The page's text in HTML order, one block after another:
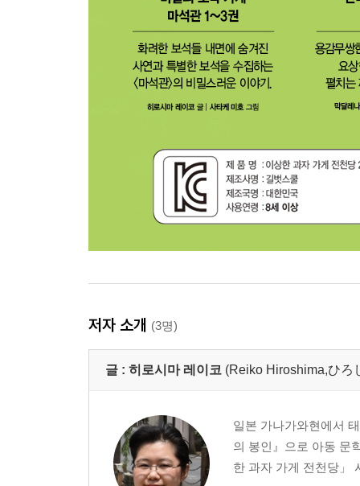
저자 소개 (3명)
글 : 히로시마 레이코 (Reiko Hiroshima,ひろ
일본 가나가와현에서
의 봉인』으로 아동 문
한 과자 가게 전천당」